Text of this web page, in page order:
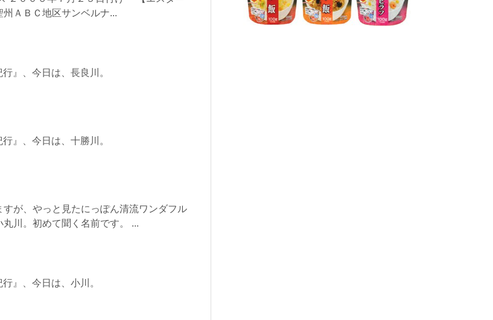
州ＡＢＣ地区サンベルナ...
』、今日は、長良川。
』、今日は、十勝川。
が、やっと見たにっぽん清流ワンダフル
川。初めて聞く名前です。 ...
』、今日は、小川。